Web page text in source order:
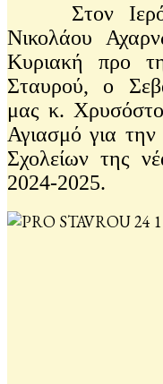
Στον Ιερό
Νικολάου
Κυριακή προ
Σταυρού, ο
μας κ.
Αγιασμό για
Σχολείων της
2024-2025.